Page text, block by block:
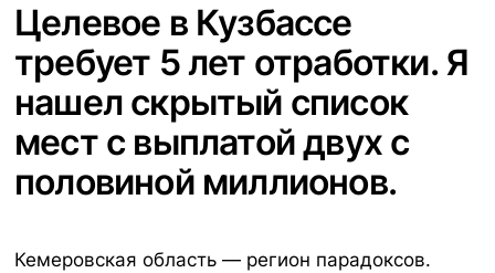
Целевое в Кузбассе
требует 5 лет отработки. Я
нашел скрытый список
мест с выплатой двух с
половиной миллионов.
Кемеровская область — регион парадоксов.